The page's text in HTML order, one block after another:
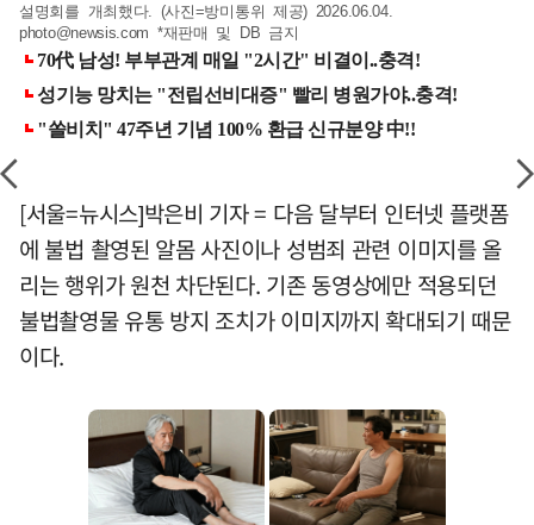
설명회를 개최했다. (사진=방미통위 제공) 2026.06.04.
photo@newsis.com *재판매 및 DB 금지
[서울=뉴시스]박은비 기자 = 다음 달부터 인터넷 플랫폼
에 불법 촬영된 알몸 사진이나 성범죄 관련 이미지를 올
리는 행위가 원천 차단된다. 기존 동영상에만 적용되던
불법촬영물 유통 방지 조치가 이미지까지 확대되기 때문
이다.